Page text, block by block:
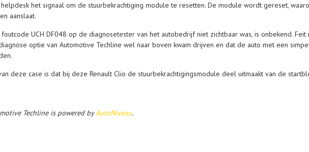
het signaal om de stuurbekrachtiging module te resetten. De module wordt gereset,
aanslaat.
foutcode UCH DF048 op de diagnosetester van het autobedrijf niet zichtbaar was, is onbekend.
optie van Automotive Techline wel naar boven kwam drijven en dat de auto met een
deze case is dat bij deze Renault Clio de stuurbekrachtigingsmodule deel uitmaakt van de
Techline is powered byAutoNiveau.